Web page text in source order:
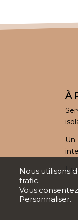
À
Un
Un
Nous utilisons
trafic.
Vous
Personnaliser.